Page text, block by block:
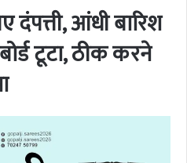
आंधी बारिश
टूटा, ठीक करने